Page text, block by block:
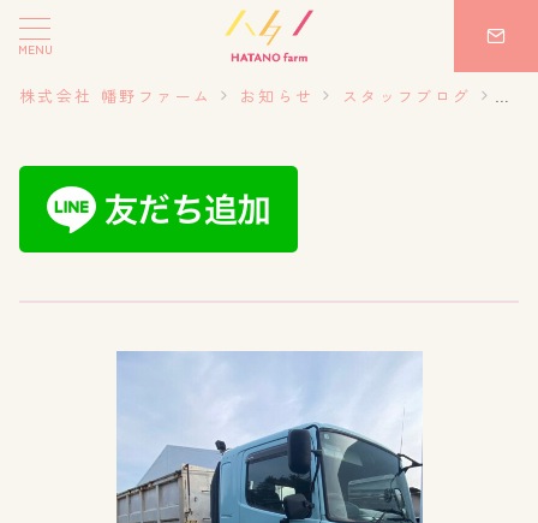
MENU
株式会社 幡野ファーム お知らせ スタッフブログ